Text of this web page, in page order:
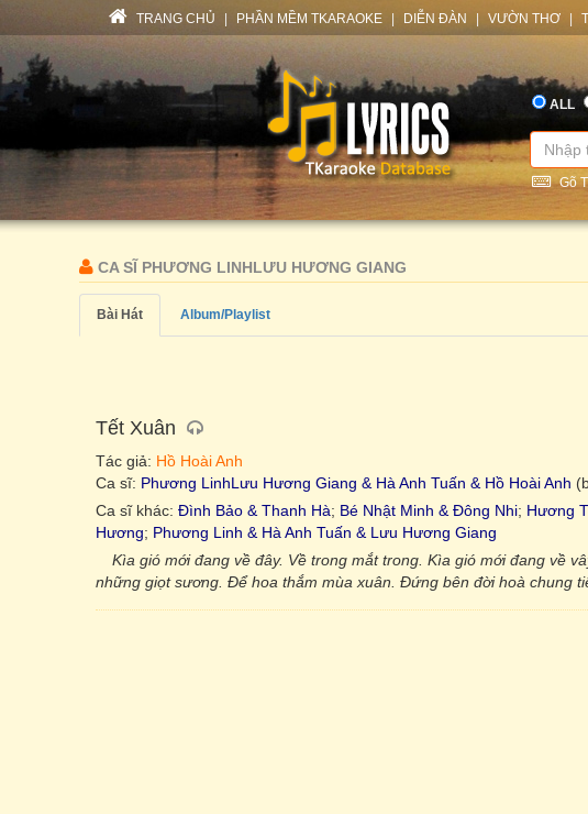
TRANG CHỦ PHẦN MỀM TKARAOKE DIỄN ĐÀN VƯỜN THƠ
ALL
Gõ
CA SĨ PHƯƠNG LINHLƯU HƯƠNG GIANG
Bài Hát Album/Playlist
Tết Xuân
Tác giả: Hồ Hoài Anh
Ca sĩ: Phương LinhLưu Hương Giang & Hà Anh Tuấn & Hồ Hoài Anh
Ca sĩ khác: Đình Bảo & Thanh Hà; Bé Nhật Minh & Đông Nhi; Hương
Hương; Phương Linh & Hà Anh Tuấn & Lưu Hương Giang
Kìa gió mới đang về đây. Về trong mắt trong. Kìa gió mới đang về
những giọt sương. Để hoa thắm mùa xuân. Đứng bên đời hoà chung